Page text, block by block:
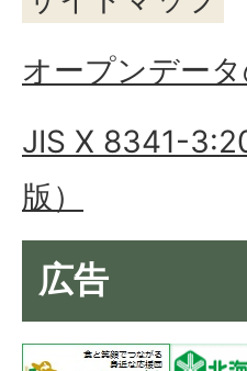
オープンデー
JIS X 8341-
版）
広告